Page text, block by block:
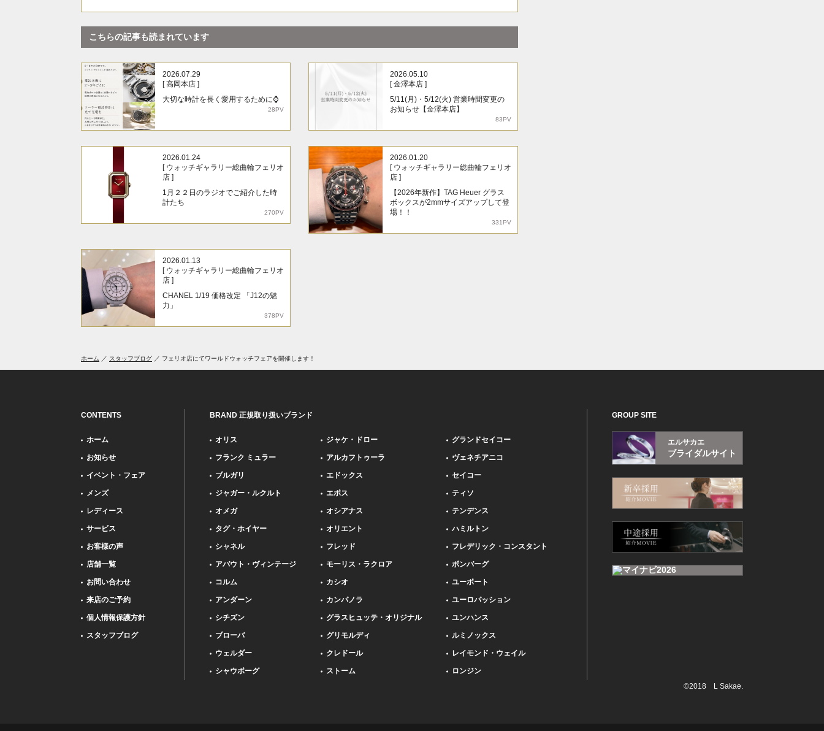
こちらの記事も読まれています
2026.07.29
[ 高岡本店 ]
大切な時計を長く愛用するために⌚
28PV
2026.05.10
[ 金澤本店 ]
5/11(月)・5/12(火) 営業時間変更の
お知らせ【金澤本店】
83PV
2026.01.24
[ ウォッチギャラリー総曲輪フェリオ
店 ]
1月２２日のラジオでご紹介した時
計たち
270PV
2026.01.20
[ ウォッチギャラリー総曲輪フェリオ
店 ]
【2026年新作】TAG Heuer グラス
ボックスが2mmサイズアップして登
場！！
331PV
2026.01.13
[ ウォッチギャラリー総曲輪フェリオ
店 ]
CHANEL 1/19 価格改定 「J12の魅
力」
378PV
ホーム スタッフブログ フェリオ店にてワールドウォッチフェアを開催します！
CONTENTS
ホーム
お知らせ
イベント・フェア
メンズ
レディース
サービス
お客様の声
店舗一覧
お問い合わせ
来店のご予約
個人情報保護方針
スタッフブログ
BRAND 正規取り扱いブランド
オリス
フランク ミュラー
ブルガリ
ジャガー・ルクルト
オメガ
タグ・ホイヤー
シャネル
アバウト・ヴィンテージ
コルム
アンダーン
シチズン
ブローバ
ウェルダー
シャウボーグ
ジャケ・ドロー
アルカフトゥーラ
エドックス
エポス
オシアナス
オリエント
フレッド
モーリス・ラクロア
カシオ
カンパノラ
グラスヒュッテ・オリジナル
グリモルディ
クレドール
ストーム
グランドセイコー
ヴェネチアニコ
セイコー
ティソ
テンデンス
ハミルトン
フレデリック・コンスタント
ボンバーグ
ユーボート
ユーロパッション
ユンハンス
ルミノックス
レイモンド・ウェイル
ロンジン
GROUP SITE
エルサカエ
ブライダルサイト
©2018 L Sakae.